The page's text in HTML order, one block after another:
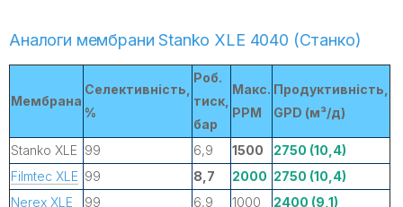
Аналоги мембрани Stanko XLE 4040 (Станко)
Мембрана
Селективність,
%
Роб.
тиск,
бар
Макс.
PPM
Продуктивність,
GPD (м³/д)
Stanko XLE 99 6,9 1500
2750 (10,4)
Filmtec XLE 99 8,7 2000 2750 (10,4)
Nerex XLE
99 6,9 1000
2400 (9,1)